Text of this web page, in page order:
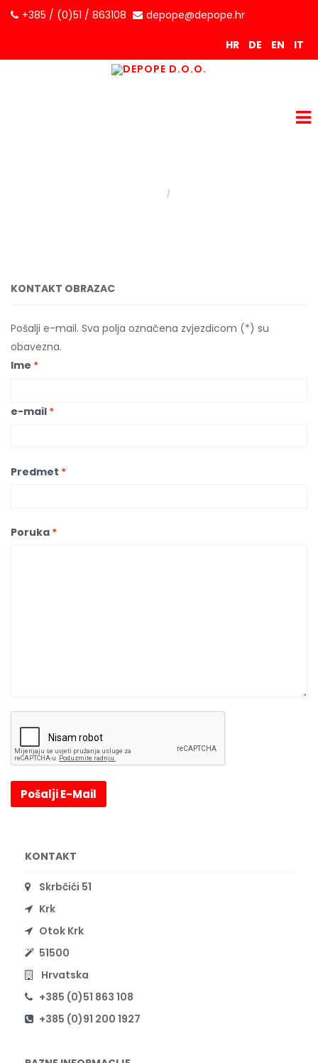
+385 / (0)51 / 863108 depope@depope.hr
HR DE EN IT
KONTAKT OBRAZAC
Pošalji e-mail. Sva polja označena zvjezdicom (*) su
obavezna.
Ime *
e-mail *
Predmet *
Poruka *
Pošalji E-Mail
KONTAKT
Skrbčići 51
Krk
Otok Krk
51500
Hrvatska
+385 (0)51 863 108
+385 (0)91 200 1927